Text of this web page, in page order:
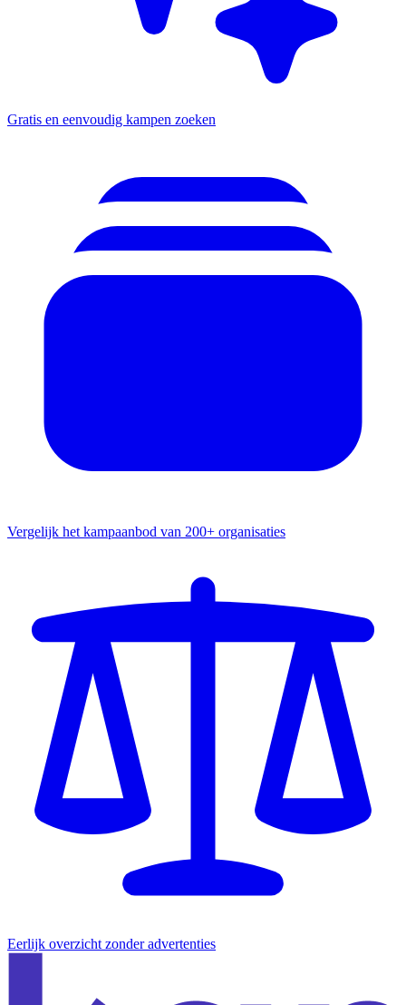
Gratis en eenvoudig kampen zoeken
Vergelijk het kampaanbod van 200+ organisaties
Eerlijk overzicht zonder advertenties